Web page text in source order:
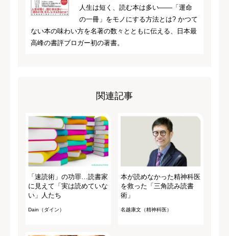
人生は短く、読む本は多い――「運命
の一冊」をモノにする方法とは? かつて
ない本の味わい方を名著の数々とともに伝える、日本最
高峰の書評ブロガー初の著書。
関連記事
「速読術」の功罪…読書家
に見えて「実は読めていな
い」人たち
Dain（ダイン）
本が読めなかった精神科医
を救った「三角読み読書
術」
名越康文（精神科医）